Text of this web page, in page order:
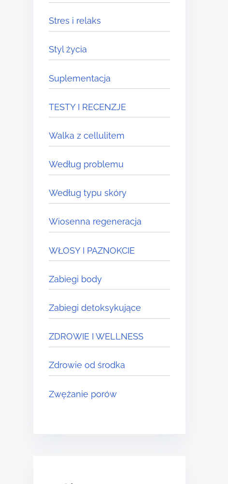
Stres i relaks
Styl życia
Suplementacja
TESTY I RECENZJE
Walka z cellulitem
Według problemu
Według typu skóry
Wiosenna regeneracja
WŁOSY I PAZNOKCIE
Zabiegi body
Zabiegi detoksykujące
ZDROWIE I WELLNESS
Zdrowie od środka
Zwężanie porów